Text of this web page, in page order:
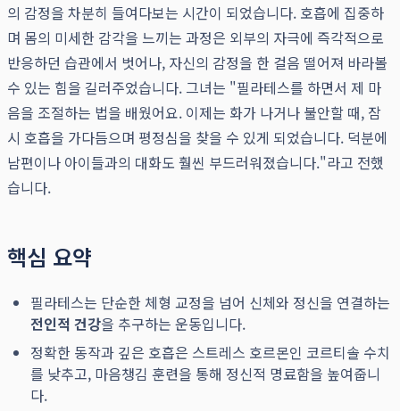
의 감정을 차분히 들여다보는 시간이 되었습니다. 호흡에 집중하
며 몸의 미세한 감각을 느끼는 과정은 외부의 자극에 즉각적으로
반응하던 습관에서 벗어나, 자신의 감정을 한 걸음 떨어져 바라볼
수 있는 힘을 길러주었습니다. 그녀는 "필라테스를 하면서 제 마
음을 조절하는 법을 배웠어요. 이제는 화가 나거나 불안할 때, 잠
시 호흡을 가다듬으며 평정심을 찾을 수 있게 되었습니다. 덕분에
남편이나 아이들과의 대화도 훨씬 부드러워졌습니다."라고 전했
습니다.
핵심 요약
필라테스는 단순한 체형 교정을 넘어 신체와 정신을 연결하는
전인적 건강을 추구하는 운동입니다.
정확한 동작과 깊은 호흡은 스트레스 호르몬인 코르티솔 수치
를 낮추고, 마음챙김 훈련을 통해 정신적 명료함을 높여줍니
다.